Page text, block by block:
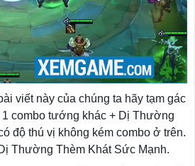
viết này của chúng ta hãy tạm gác
1 combo tướng khác + Dị Thường
độ thú vị không kém combo ở trên.
Thường Thèm Khát Sức Mạnh.